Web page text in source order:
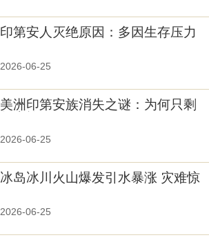
印第安人灭绝原因：多因生存压力
2026-06-25
美洲印第安族消失之谜：为何只剩
2026-06-25
冰岛冰川火山爆发引水暴涨 灾难惊
2026-06-25